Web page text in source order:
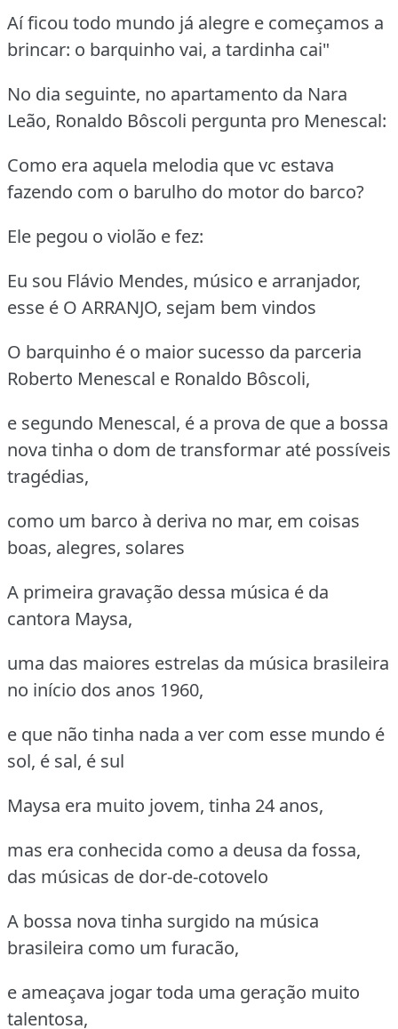
Aí ficou todo mundo já alegre e começamos a
brincar: o barquinho vai, a tardinha cai"
No dia seguinte, no apartamento da Nara
Leão, Ronaldo Bôscoli pergunta pro Menescal:
Como era aquela melodia que vc estava
fazendo com o barulho do motor do barco?
Ele pegou o violão e fez:
Eu sou Flávio Mendes, músico e arranjador,
esse é O ARRANJO, sejam bem vindos
O barquinho é o maior sucesso da parceria
Roberto Menescal e Ronaldo Bôscoli,
e segundo Menescal, é a prova de que a bossa
nova tinha o dom de transformar até possíveis
tragédias,
como um barco à deriva no mar, em coisas
boas, alegres, solares
A primeira gravação dessa música é da
cantora Maysa,
uma das maiores estrelas da música brasileira
no início dos anos 1960,
e que não tinha nada a ver com esse mundo é
sol, é sal, é sul
Maysa era muito jovem, tinha 24 anos,
mas era conhecida como a deusa da fossa,
das músicas de dor-de-cotovelo
A bossa nova tinha surgido na música
brasileira como um furacão,
e ameaçava jogar toda uma geração muito
talentosa,